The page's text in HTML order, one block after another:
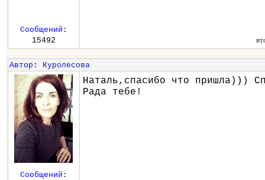
Сообщений :
15492
Автор : Куролесова
Наталь,спасибо что пришла)))
Рада тебе!
Сообщений :